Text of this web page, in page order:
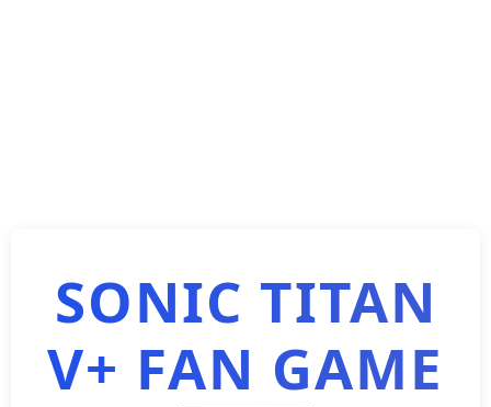
SONIC TITAN
V+ FAN GAME